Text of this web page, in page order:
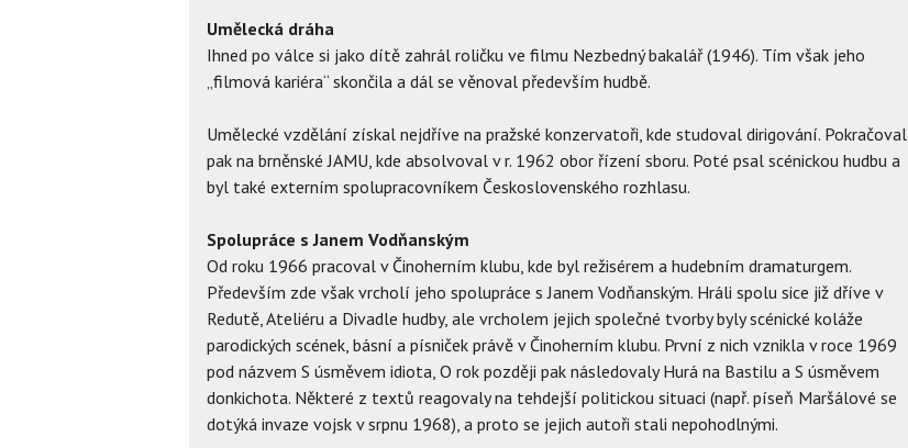
Umělecká dráha
Ihned po válce si jako dítě zahrál roličku ve filmu Nezbedný bakalář (1946). Tím však jeho
„filmová kariéra“ skončila a dál se věnoval především hudbě.
Umělecké vzdělání získal nejdříve na pražské konzervatoři, kde studoval dirigování. Pokračoval
pak na brněnské JAMU, kde absolvoval v r. 1962 obor řízení sboru. Poté psal scénickou hudbu a
byl také externím spolupracovníkem Československého rozhlasu.
Spolupráce s Janem Vodňanským
Od roku 1966 pracoval v Činoherním klubu, kde byl režisérem a hudebním dramaturgem.
Především zde však vrcholí jeho spolupráce s Janem Vodňanským. Hráli spolu sice již dříve v
Redutě, Ateliéru a Divadle hudby, ale vrcholem jejich společné tvorby byly scénické koláže
parodických scének, básní a písniček právě v Činoherním klubu. První z nich vznikla v roce 1969
pod názvem S úsměvem idiota, O rok později pak následovaly Hurá na Bastilu a S úsměvem
donkichota. Některé z textů reagovaly na tehdejší politickou situaci (např. píseň Maršálové se
dotýká invaze vojsk v srpnu 1968), a proto se jejich autoři stali nepohodlnými.